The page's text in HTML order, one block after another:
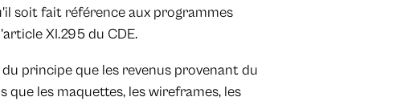
soit fait référence aux programmes
XI.295 du CDE.
principe que les revenus provenant du
les maquettes, les wireframes, les